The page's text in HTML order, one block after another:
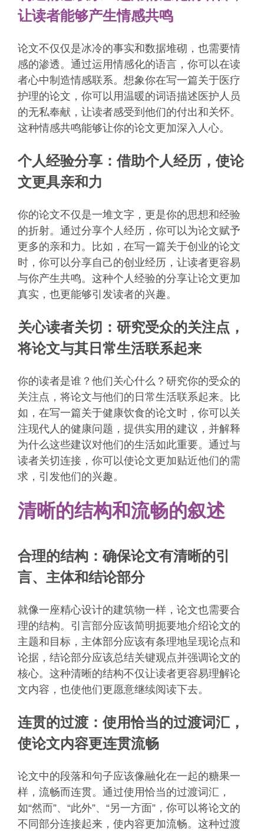
让读者能够产生情感共鸣
论文不仅仅是冰冷的事实和数据堆砌，也需要情
感的渗透。通过运用情感化的语言，你可以在读
者心中制造情感联系。想象你在写一篇关于医疗
护理的论文，你可以用温暖的词语描述医护人员
的无私奉献，让读者感受到他们的付出和关怀。
这种情感共鸣能够让你的论文更加深入人心。
个人经验分享：借助个人经历，使论
文更具亲和力
你的论文不仅是一堆文字，更是你的思想和经验
的折射。通过分享个人经历，你可以为论文赋予
更多的亲和力。比如，在写一篇关于创业的论文
时，你可以分享自己的创业经历，让读者更容易
与你产生共鸣。这种个人经验的分享让论文更加
真实，也更能够引发读者的兴趣。
关心读者关切：研究受众的关注点，
将论文与其日常生活联系起来
你的读者是谁？他们关心什么？研究你的受众的
关注点，将论文与他们的日常生活联系起来。比
如，在写一篇关于健康饮食的论文时，你可以关
注现代人的健康问题，提供实用的建议，并解释
为什么这些建议对他们的生活如此重要。通过与
读者关切连接，你可以使论文更加贴近他们的需
求，引发他们的兴趣。
清晰的结构和流畅的叙述
合理的结构：确保论文有清晰的引
言、主体和结论部分
就像一座精心设计的建筑物一样，论文也需要合
理的结构。引言部分应该简明扼要地介绍论文的
主题和目标，主体部分应该有条理地呈现论点和
论据，结论部分应该总结关键观点并强调论文的
核心。这种清晰的结构不仅让读者更容易理解论
文内容，也使他们更愿意继续阅读下去。
连贯的过渡：使用恰当的过渡词汇，
使论文内容更连贯流畅
论文中的段落和句子应该像融化在一起的糖果一
样，流畅而连贯。通过使用恰当的过渡词汇，
如“然而”、“此外”、“另一方面”，你可以将论文的
不同部分连接起来，使内容更加流畅。这种过渡